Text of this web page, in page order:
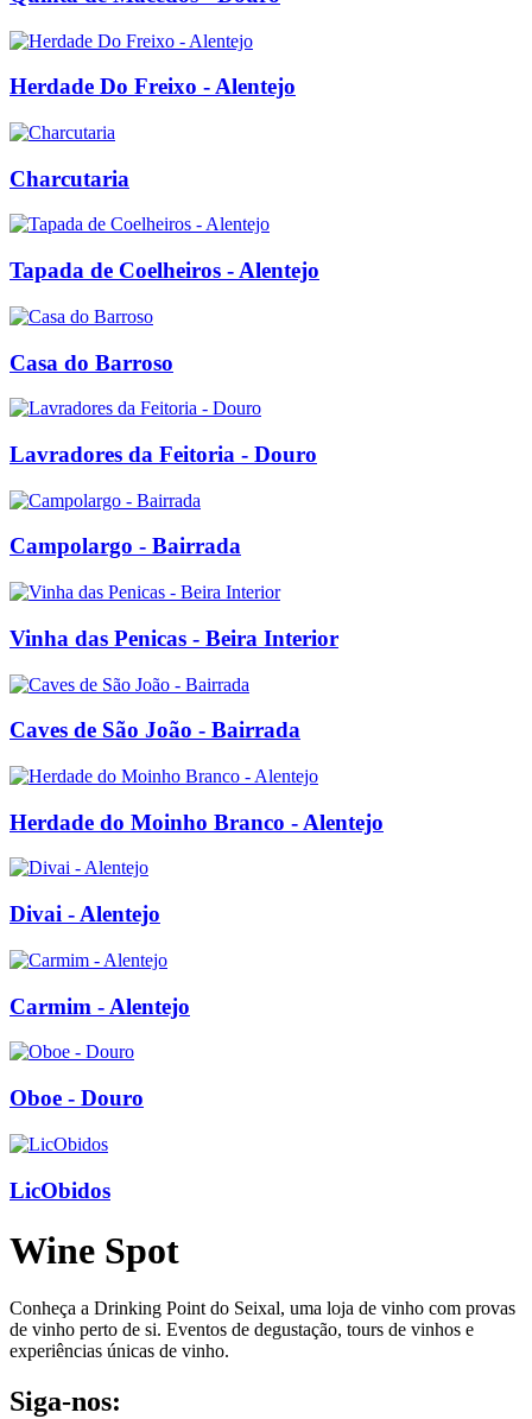
Herdade Do Freixo - Alentejo
Charcutaria
Tapada de Coelheiros - Alentejo
Casa do Barroso
Lavradores da Feitoria - Douro
Campolargo - Bairrada
Vinha das Penicas - Beira Interior
Caves de São João - Bairrada
Herdade do Moinho Branco - Alentejo
Divai - Alentejo
Carmim - Alentejo
Oboe - Douro
LicObidos
Wine Spot
Conheça a Drinking Point do Seixal, uma loja de vinho com provas
de vinho perto de si. Eventos de degustação, tours de vinhos e
experiências únicas de vinho.
Siga-nos: